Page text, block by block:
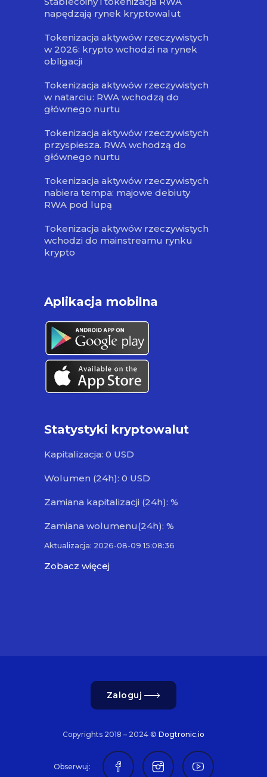
napędzają rynek kryptowalut
Tokenizacja aktywów rzeczywistych
w 2026: krypto wchodzi na rynek
obligacji
Tokenizacja aktywów rzeczywistych
w natarciu: RWA wchodzą do
głównego nurtu
Tokenizacja aktywów rzeczywistych
przyspiesza. RWA wchodzą do
głównego nurtu
Tokenizacja aktywów rzeczywistych
nabiera tempa: majowe debiuty
RWA pod lupą
Tokenizacja aktywów rzeczywistych
wchodzi do mainstreamu rynku
krypto
Aplikacja mobilna
Statystyki kryptowalut
Kapitalizacja: 0 USD
Wolumen (24h): 0 USD
Zamiana kapitalizacji (24h): %
Zamiana wolumenu(24h): %
Aktualizacja: 2026-08-09 15:08:36
Zobacz więcej
Zaloguj
Copyrights 2018 – 2024 © Dogtronic.io
Obserwuj: